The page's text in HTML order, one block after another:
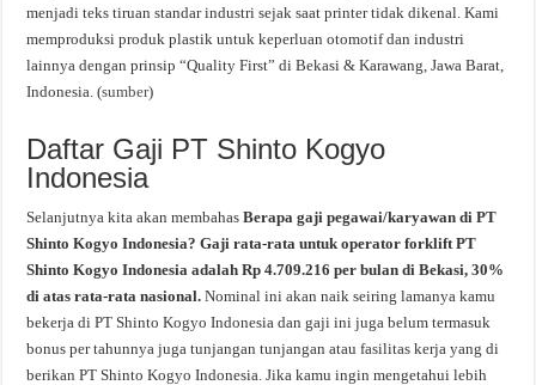
menjadi teks tiruan standar industri sejak saat printer tidak dikenal. Kami
memproduksi produk plastik untuk keperluan otomotif dan industri
lainnya dengan prinsip “Quality First” di Bekasi & Karawang, Jawa Barat,
Indonesia. (sumber)
Daftar Gaji PT Shinto Kogyo
Indonesia
Selanjutnya kita akan membahasBerapa gaji pegawai/karyawan di PT
Shinto Kogyo Indonesia? Gaji rata-rata untuk operator forklift PT
Shinto Kogyo Indonesia adalah Rp 4.709.216 per bulan di Bekasi, 30%
di atas rata-rata nasional.Nominal ini akan naik seiring lamanya kamu
bekerja di PT Shinto Kogyo Indonesia dan gaji ini juga belum termasuk
bonus per tahunnya juga tunjangan tunjangan atau fasilitas kerja yang di
berikan PT Shinto Kogyo Indonesia. Jika kamu ingin mengetahui lebih